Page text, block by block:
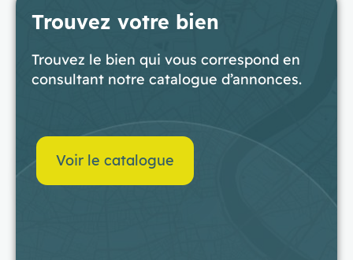
Trouvez votre bien
Trouvez le bien qui vous correspond en
consultant notre catalogue d’annonces.
Voir le catalogue